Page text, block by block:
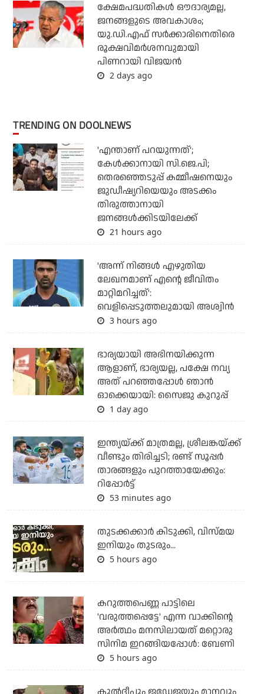
ക്ഷേമപദ്ധതികള്‍ ഔദാര്യമല്ല,
ജനങ്ങളുടെ അവകാശം;
യു.ഡി.എഫ് സര്‍ക്കാരിനെതിരെ
രൂക്ഷവിമര്‍ശനവുമായി
പിണറായി വിജയന്‍
2 days ago
TRENDING ON DOOLNEWS
'എന്താണ് പറയുന്നത്';
കേള്‍ക്കാനായി സി.ജെ.പി;
തെരഞ്ഞെടുപ്പ് കമ്മീഷനെയും
ജുഡീഷ്യറിയെയും അടക്കം
തിരുത്താനായി
ജനങ്ങള്‍ക്കിടയിലേക്ക്
21 hours ago
'അന്ന് നിങ്ങള്‍ എഴുതിയ
ലേഖനമാണ് എന്റെ ജീവിതം
മാറ്റിമറിച്ചത്':
വെളിപ്പെടുത്തലുമായി അശ്വിന്‍
3 hours ago
ഭാര്യയായി അഭിനയിക്കുന്ന
ആളാണ്, ഭാര്യയല്ല, പക്ഷേ നവ്യ
അത് പറഞ്ഞപ്പോള്‍ ഞാന്‍
ഓക്കെയായി: സൈജു കുറുപ്പ്
1 day ago
ഇന്ത്യയ്ക്ക് മാത്രമല്ല, ശ്രീലങ്കയ്ക്ക്
വീണ്ടും തിരിച്ചടി; രണ്ട് സൂപ്പര്‍
താരങ്ങളും പുറത്തായേക്കും:
റിപ്പോര്‍ട്ട്
53 minutes ago
തുടക്കക്കാര്‍ കിടുക്കി, വിസ്മയ
ഇനിയും തുടരും...
5 hours ago
കറുത്തപെണ്ണ പാട്ടിലെ
'വരുത്തപ്പെട്ടേ' എന്ന വാക്കിന്റെ
അർത്ഥം മനസിലായത് മറ്റൊരു
സിനിമ ഇറങ്ങിയപ്പോൾ: ബേണി
5 hours ago